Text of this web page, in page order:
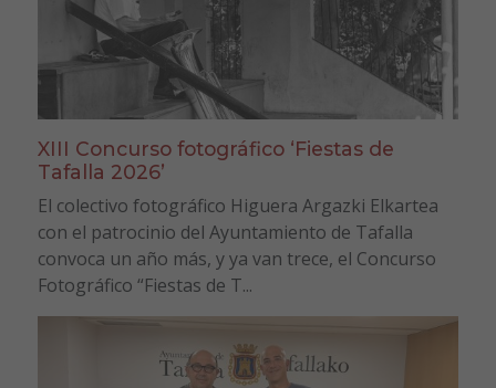
XIII Concurso fotográfico ‘Fiestas de
Tafalla 2026’
El colectivo fotográfico Higuera Argazki Elkartea
con el patrocinio del Ayuntamiento de Tafalla
convoca un año más, y ya van trece, el Concurso
Fotográfico “Fiestas de T...